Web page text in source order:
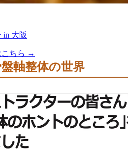
in 大阪
こちら →
軸整体の世界